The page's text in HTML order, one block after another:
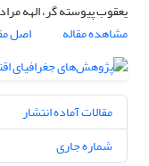
یعقوب پیوسته گر، الهه
مشاهده مقاله
اصل
مقالات آماده انتشار
شماره جاری